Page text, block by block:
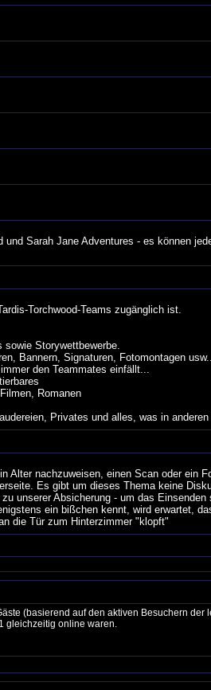
Sarah Jane Adventures - es können
Torchwood-Teams zugänglich ist.
Storywettbewerbe.
Bannern, Signaturen, Fotomontagen
den Teammates einfällt...
Romanen
Privates und alles, was in
Alter nachzuweisen, einen Scan oder ein
Es gibt um dieses Thema keine
unserer Absicherung - um das
ein bißchen kennt, wird erwartet,
die Tür zum Hinterzimmer "klopft"
(basierend auf den aktiven Besuchern der
gleichzeitig online waren.